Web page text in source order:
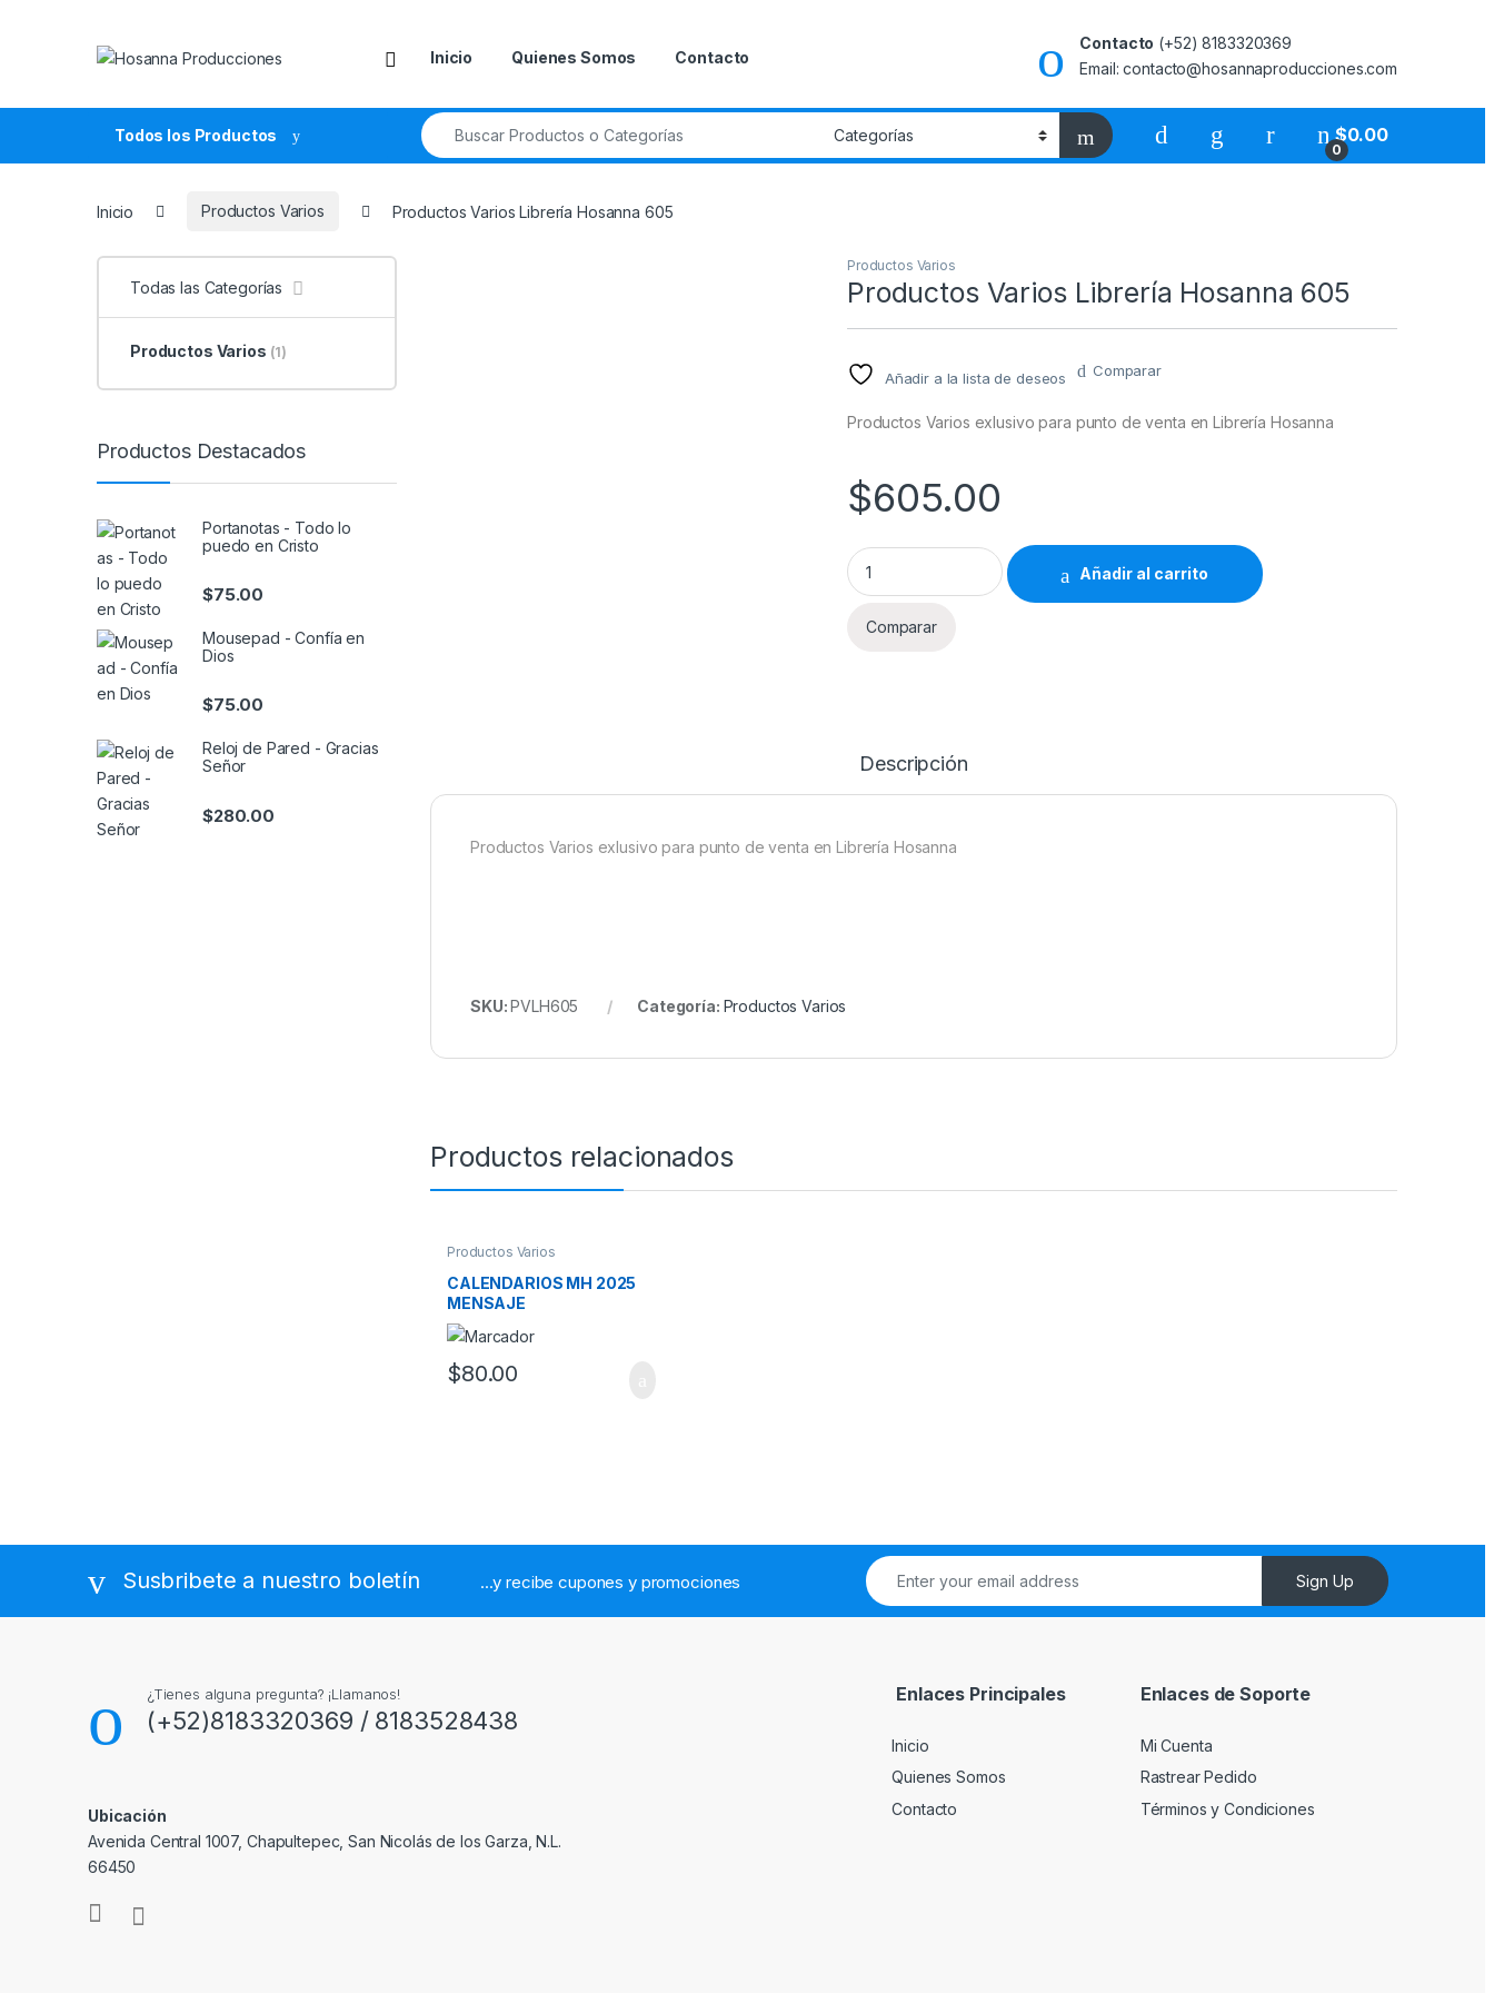
Inicio Quienes Somos Contacto
Contacto (+52) 8183320369
Email: contacto@hosannaproducciones.com
Todos los Productos
Search for:
0
$0.00
Inicio Productos Varios Productos Varios Librería Hosanna 605
Productos Varios
Productos Varios Librería Hosanna 605
Añadir a la lista de deseos Comparar
Productos Varios exlusivo para punto de venta en Librería Hosanna
$605.00
Productos Varios Librería Hosanna 605 quantity
Añadir al carrito
Comparar
Descripción
Productos Varios exlusivo para punto de venta en Librería Hosanna
SKU:PVLH605 Categoría: Productos Varios
Productos relacionados
Productos Varios
CALENDARIOS MH 2025
MENSAJE
$80.00
Todas las Categorías
Productos Varios (1)
Productos Destacados
Portanotas - Todo lo
puedo en Cristo
$75.00
Mousepad - Confía en
Dios
$75.00
Reloj de Pared - Gracias
Señor
$280.00
Susbribete a nuestro boletín ...y recibe cupones y promociones Sign Up
¿Tienes alguna pregunta? ¡Llamanos!
(+52)8183320369 / 8183528438
Ubicación
Avenida Central 1007, Chapultepec, San Nicolás de los Garza, N.L.
66450
Enlaces Principales
Inicio
Quienes Somos
Contacto
Enlaces de Soporte
Mi Cuenta
Rastrear Pedido
Términos y Condiciones